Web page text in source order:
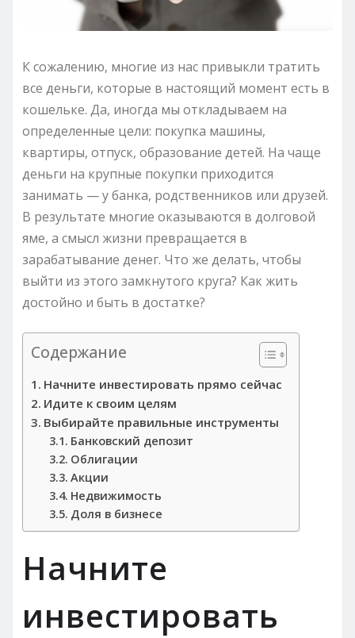
К сожалению, многие из нас привыкли тратить
все деньги, которые в настоящий момент есть в
кошельке. Да, иногда мы откладываем на
определенные цели: покупка машины,
квартиры, отпуск, образование детей. На чаще
деньги на крупные покупки приходится
занимать — у банка, родственников или друзей.
В результате многие оказываются в долговой
яме, а смысл жизни превращается в
зарабатывание денег. Что же делать, чтобы
выйти из этого замкнутого круга? Как жить
достойно и быть в достатке?
Содержание
Начните инвестировать прямо сейчас
Идите к своим целям
Выбирайте правильные инструменты
Банковский депозит
Облигации
Акции
Недвижимость
Доля в бизнесе
Начните
инвестировать